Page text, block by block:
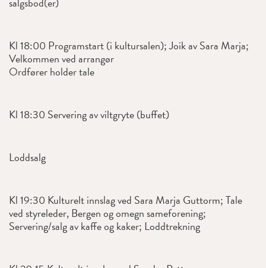
Kl 18:00 Programstart (i kultursalen); Joik av Sara Marja;
Velkommen ved arrangør
Ordfører holder tale
Kl 18:30 Servering av viltgryte (buffet)
Loddsalg
Kl 19:30 Kulturelt innslag ved Sara Marja Guttorm; Tale
ved styreleder, Bergen og omegn sameforening;
Servering/salg av kaffe og kaker; Loddtrekning